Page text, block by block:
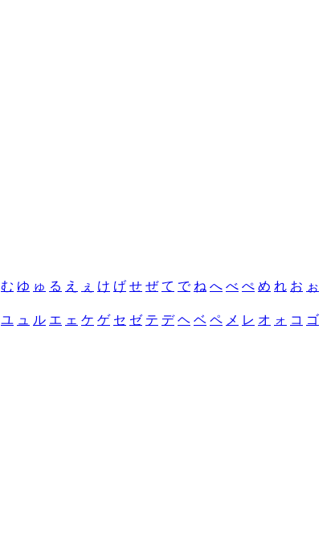
む ゆ ゅ る え ぇ け げ せ ぜ て で ね へ べ ぺ め れ お ぉ
ユ ュ ル エ ェ ケ ゲ セ ゼ テ デ ヘ ベ ペ メ レ オ ォ コ ゴ